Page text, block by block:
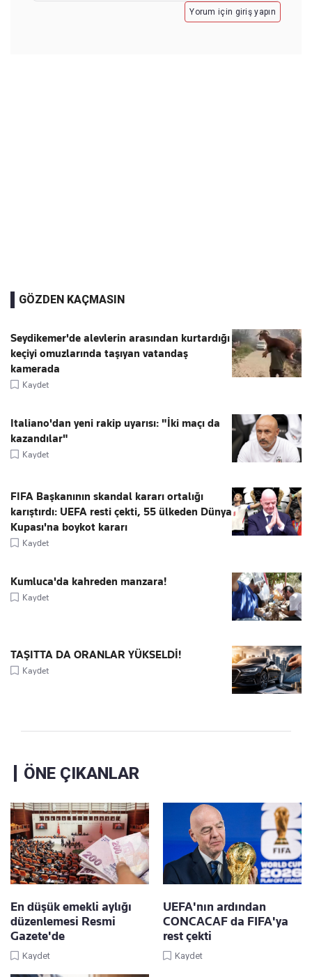
Yorum için giriş yapın
GÖZDEN KAÇMASIN
Seydikemer'de alevlerin arasından kurtardığı
keçiyi omuzlarında taşıyan vatandaş
kamerada
Kaydet
Italiano'dan yeni rakip uyarısı: "İki maçı da
kazandılar"
Kaydet
FIFA Başkanının skandal kararı ortalığı
karıştırdı: UEFA resti çekti, 55 ülkeden Dünya
Kupası'na boykot kararı
Kaydet
Kumluca'da kahreden manzara!
Kaydet
TAŞITTA DA ORANLAR YÜKSELDİ!
Kaydet
ÖNE ÇIKANLAR
En düşük emekli aylığı
düzenlemesi Resmi
Gazete'de
Kaydet
UEFA'nın ardından
CONCACAF da FIFA'ya
rest çekti
Kaydet